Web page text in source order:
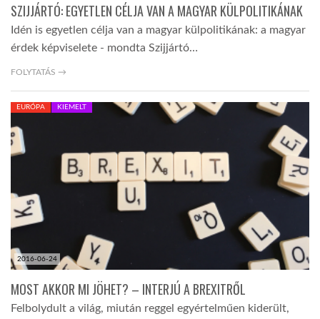
LINKTR.EE
DOBRAVERO.HU
LATIMO.HU
GLOBOBOOK
SZIJJÁRTÓ: EGYETLEN CÉLJA VAN A MAGYAR KÜLPOLITIKÁNAK
Idén is egyetlen célja van a magyar külpolitikának: a magyar
érdek képviselete - mondta Szijjártó…
FOLYTATÁS →
2016-06-24
EURÓPA KIEMELT
MOST AKKOR MI JÖHET? – INTERJÚ A BREXITRŐL
Felbolydult a világ, miután reggel egyértelműen kiderült,